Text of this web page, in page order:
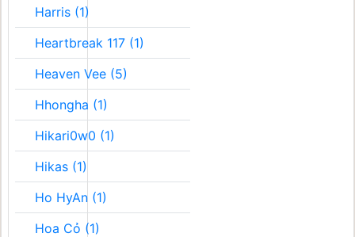
Harris (1)
Heartbreak 117 (1)
Heaven Vee (5)
Hhongha (1)
Hikari0w0 (1)
Hikas (1)
Ho HyAn (1)
Hoa Cỏ (1)